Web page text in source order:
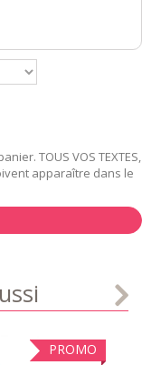
TOUS VOS TEXTES,
apparaître dans le
PROMO